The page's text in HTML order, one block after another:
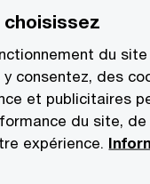
milliards
avant
excède 10 %
abaissement du
envisagé
réussie de la
de groupes
choisissez
du
consentez, des
et publicitaires
du site, de
expérience.